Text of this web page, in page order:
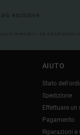
esclusive.
membri - Le
AIUTO
Stato
Spedizione
Effettuare un
Pagamento
Riparazioni e